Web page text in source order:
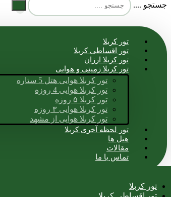
جستجو ....
تور کربلا
تور اقساطی کربلا
تور کربلا ارزان
تور کربلا زمینی و هوایی
تور کربلا هوایی هتل 5 ستاره
تور کربلا هوایی 4 روزه
تور کربلا ۵ روزه
تور کربلا هوایی ۳ روزه
تور کربلا هوایی از مشهد
تور لحظه آخری کربلا
هتل ها
مقالات
تماس با ما
تور کربلا